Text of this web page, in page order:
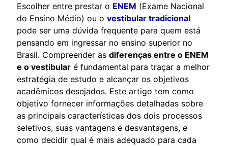
Escolher entre prestar o ENEM (Exame Nacional
do Ensino Médio) ou o vestibular tradicional
pode ser uma dúvida frequente para quem está
pensando em ingressar no ensino superior no
Brasil. Compreender as diferenças entre o ENEM
e o vestibular é fundamental para traçar a melhor
estratégia de estudo e alcançar os objetivos
acadêmicos desejados. Este artigo tem como
objetivo fornecer informações detalhadas sobre
as principais características dos dois processos
seletivos, suas vantagens e desvantagens, e
como decidir qual é mais adequado para cada